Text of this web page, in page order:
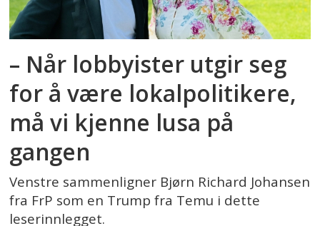
– Når lobbyister utgir seg
for å være lokalpolitikere,
må vi kjenne lusa på
gangen
Venstre sammenligner Bjørn Richard Johansen
fra FrP som en Trump fra Temu i dette
leserinnlegget.